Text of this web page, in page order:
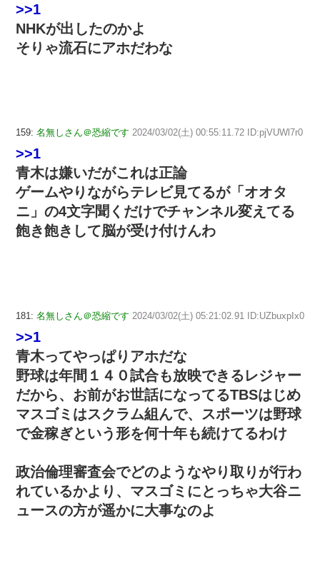
>>1
NHKが出したのかよ
そりゃ流石にアホだわな
159: 名無しさん＠恐縮です 2024/03/02(土) 00:55:11.72 ID:pjVUWl7r0
>>1
青木は嫌いだがこれは正論
ゲームやりながらテレビ見てるが「オオタ
ニ」の4文字聞くだけでチャンネル変えてる
飽き飽きして脳が受け付けんわ
181: 名無しさん＠恐縮です 2024/03/02(土) 05:21:02.91 ID:UZbuxpIx0
>>1
青木ってやっぱりアホだな
野球は年間１４０試合も放映できるレジャー
だから、お前がお世話になってるTBSはじめ
マスゴミはスクラム組んで、スポーツは野球
で金稼ぎという形を何十年も続けてるわけ
政治倫理審査会でどのようなやり取りが行わ
れているかより、マスゴミにとっちゃ大谷ニ
ュースの方が遥かに大事なのよ